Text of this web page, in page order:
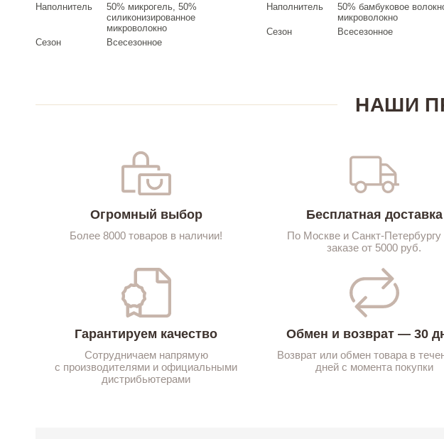
Наполнитель
50% микрогель, 50%
силиконизированное
микроволокно
Сезон
Всесезонное
Наполнитель
50% бамбуковое
микроволокно
Сезон
Всесезонное
НАШИ
Огромный выбор
Более 8000 товаров в наличии!
Бесплатная доставка
По Москве и Санкт-Петербургу
заказе от 5000 руб.
Гарантируем качество
Сотрудничаем напрямую
с производителями и официальными
дистрибьютерами
Обмен и возврат — 30
Возврат или обмен товара в
дней с момента покупки